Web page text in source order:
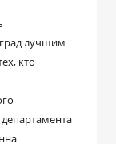
лучшим
кто